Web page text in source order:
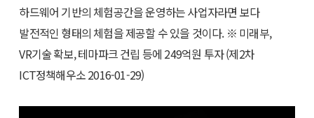
하드웨어 기반의 체험공간을 운영하는 사업자라면 보다
발전적인 형태의 체험을 제공할 수 있을 것이다. ※ 미래부,
VR기술 확보, 테마파크 건립 등에 249억원 투자 (제2차
ICT정책해우소 2016-01-29)